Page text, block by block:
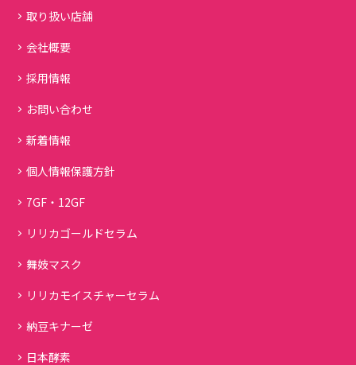
取り扱い店舗
会社概要
採用情報
お問い合わせ
新着情報
個人情報保護方針
7GF・12GF
リリカゴールドセラム
舞妓マスク
リリカモイスチャーセラム
納豆キナーゼ
日本酵素